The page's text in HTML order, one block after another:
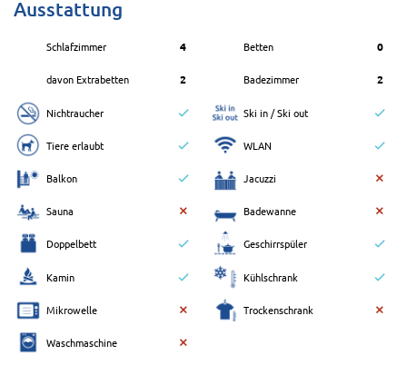
Ausstattung
Schlafzimmer 4 Betten 0
davon Extrabetten 2 Badezimmer 2
Nichtraucher Ski in / Ski out
Tiere erlaubt WLAN
Balkon Jacuzzi
Sauna Badewanne
Doppelbett Geschirrspüler
Kamin Kühlschrank
Mikrowelle Trockenschrank
Waschmaschine